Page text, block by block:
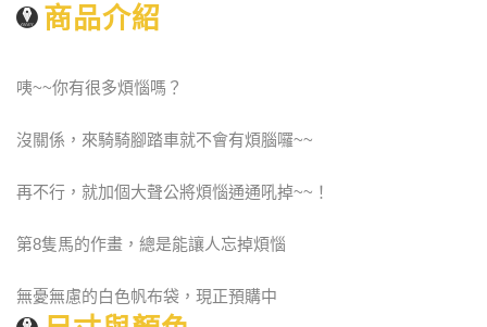
商品介紹
咦~~你有很多煩惱嗎？
沒關係，來騎騎腳踏車就不會有煩腦囉~~
再不行，就加個大聲公將煩惱通通吼掉~~！
第8隻馬的作畫，總是能讓人忘掉煩惱
無憂無慮的白色帆布袋，現正預購中